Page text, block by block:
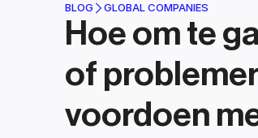
BLOG GLOBAL COMPANIES
Hoe om te
of
voordoen